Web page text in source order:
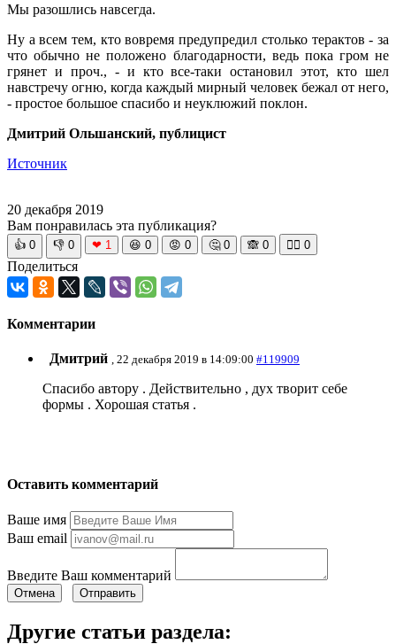
Мы разошлись навсегда.
Ну а всем тем, кто вовремя предупредил столько терактов - за
что обычно не положено благодарности, ведь пока гром не
грянет и проч., - и кто все-таки остановил этот, кто шел
навстречу огню, когда каждый мирный человек бежал от него,
- простое большое спасибо и неуклюжий поклон.
Дмитрий Ольшанский, публицист
Источник
20 декабря 2019
Вам понравилась эта публикация?
👍 0 👎 0 ❤ 1 😆 0 😡 0 🤔 0 🙈 0 🧘‍♀️ 0
Поделиться
Комментарии
Дмитрий , 22 декабря 2019 в 14:09:00 #119909
Спасибо автору . Действительно , дух творит себе
формы . Хорошая статья .
Оставить комментарий
Ваше имя
Ваш email
Введите Ваш комментарий
Отмена Отправить
Другие статьи раздела: